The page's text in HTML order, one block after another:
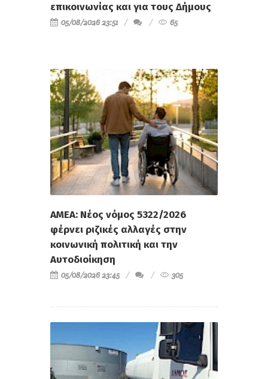
επικοινωνίας και για τους Δήμους
05/08/2026 23:51 65
ΑΜΕΑ: Νέος νόμος 5322/2026
φέρνει ριζικές αλλαγές στην
κοινωνική πολιτική και την
Αυτοδιοίκηση
05/08/2026 23:45 305